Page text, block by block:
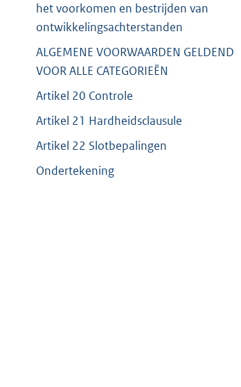
het voorkomen en bestrijden van
ontwikkelingsachterstanden
ALGEMENE VOORWAARDEN GELDEND
VOOR ALLE CATEGORIEËN
Artikel 20 Controle
Artikel 21 Hardheidsclausule
Artikel 22 Slotbepalingen
Ondertekening